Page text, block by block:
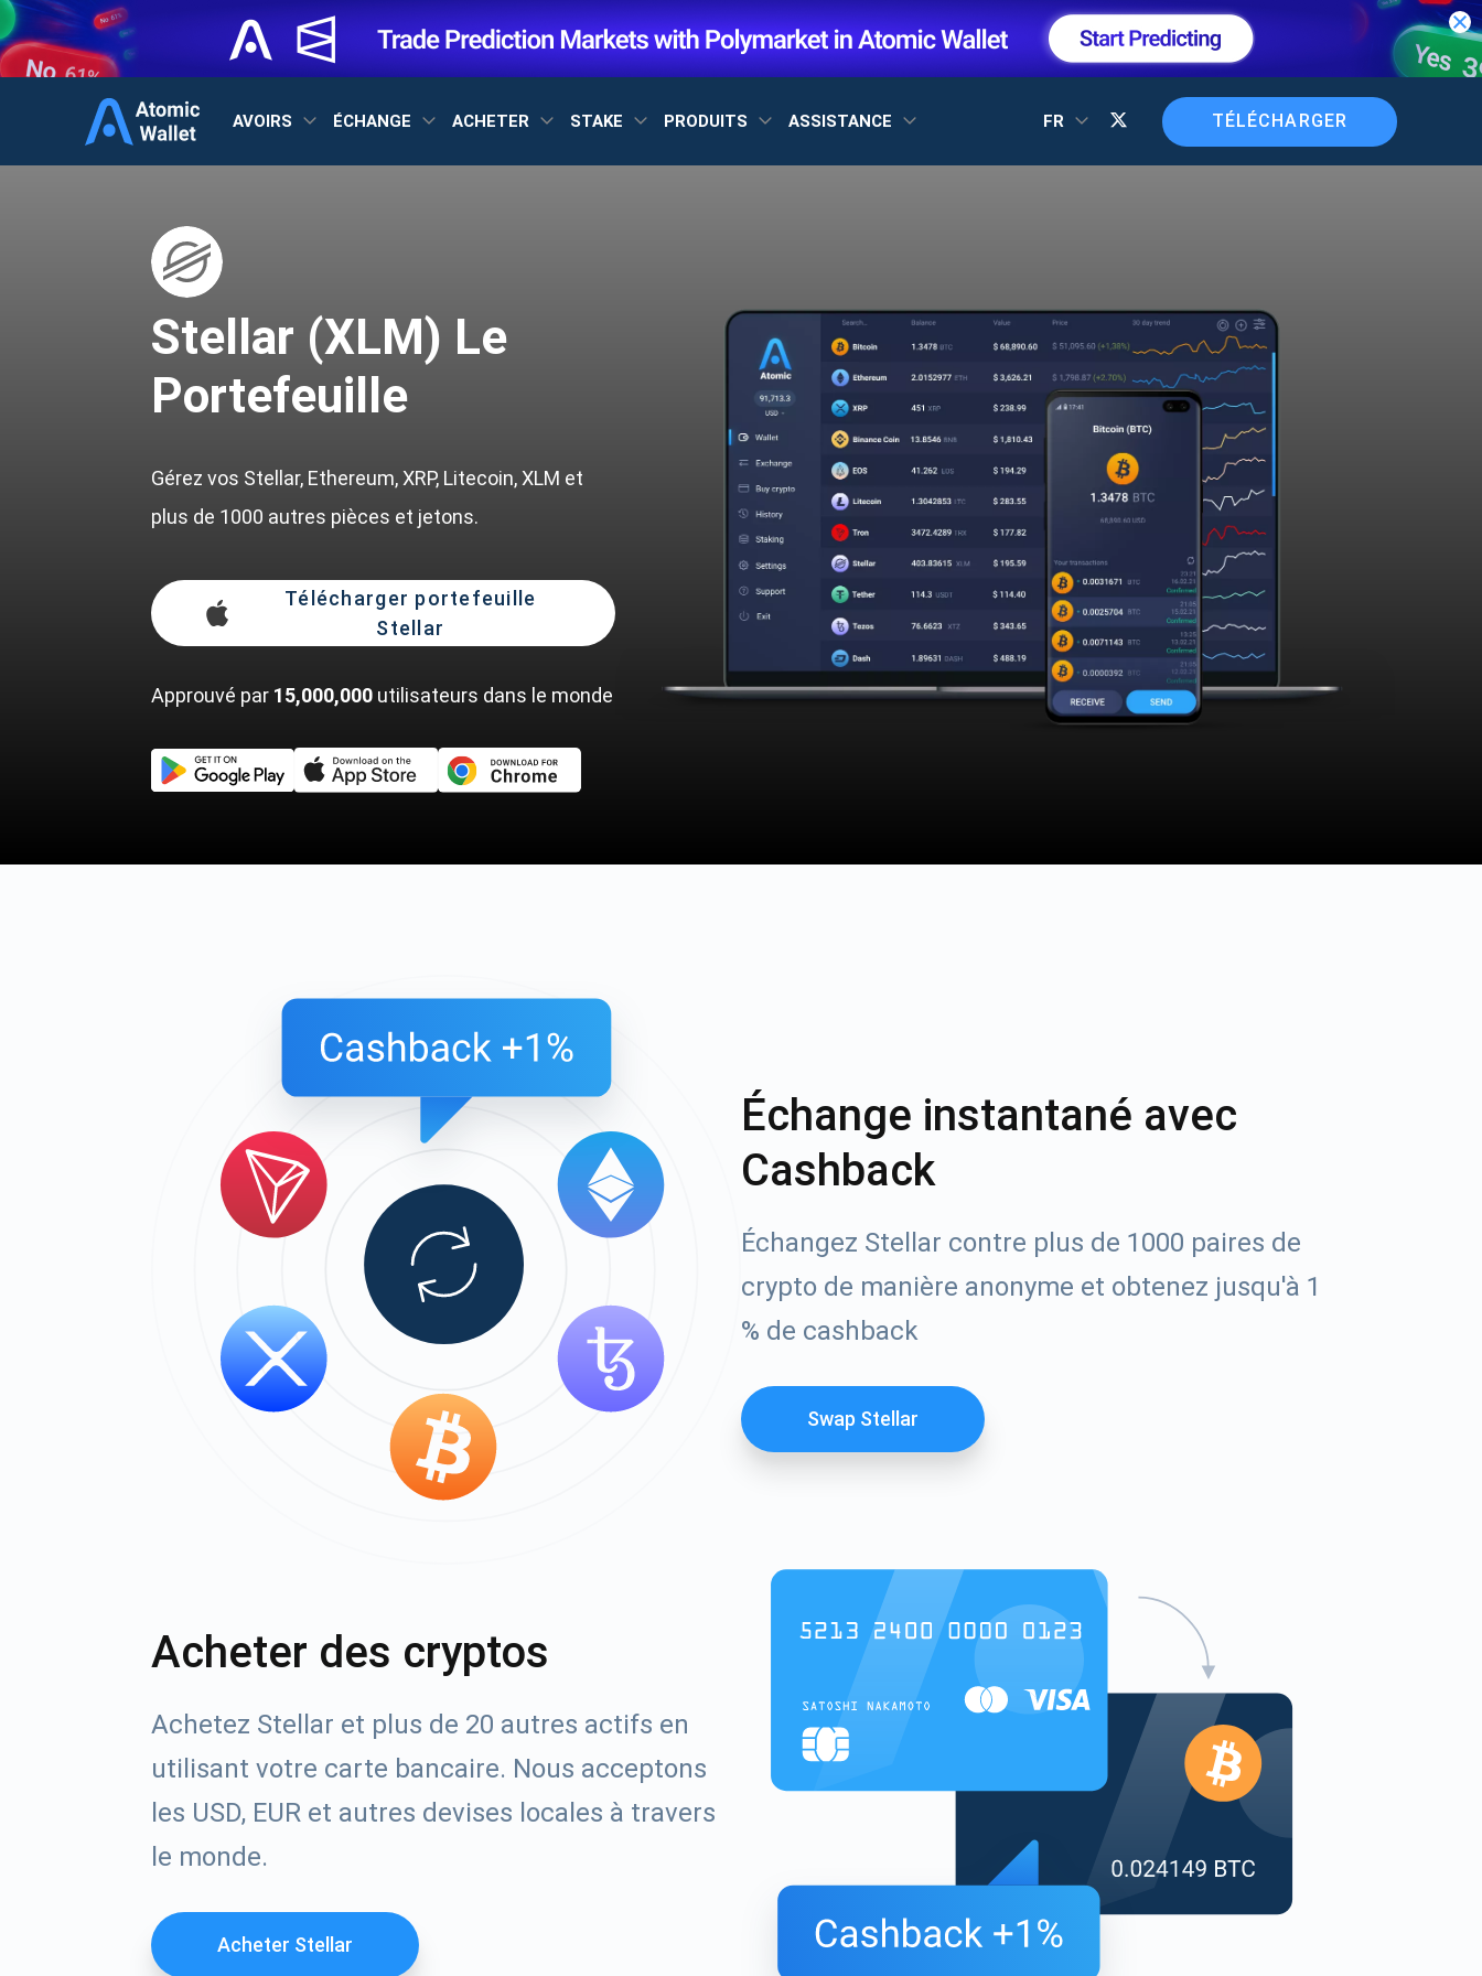
AVOIRS ÉCHANGE ACHETER STAKE PRODUITS ASSISTANCE FR TÉLÉCHARGER
Stellar (XLM) Le
Portefeuille
Gérez vos Stellar, Ethereum, XRP, Litecoin, XLM et
plus de 1000 autres pièces et jetons.
Télécharger portefeuille
Stellar
Approuvé par 15,000,000 utilisateurs dans le monde
Échange instantané avec
Cashback
Échangez Stellar contre plus de 1000 paires de
crypto de manière anonyme et obtenez jusqu'à 1
% de cashback
Swap Stellar
Acheter des cryptos
Achetez Stellar et plus de 20 autres actifs en
utilisant votre carte bancaire. Nous acceptons
les USD, EUR et autres devises locales à travers
le monde.
Acheter Stellar